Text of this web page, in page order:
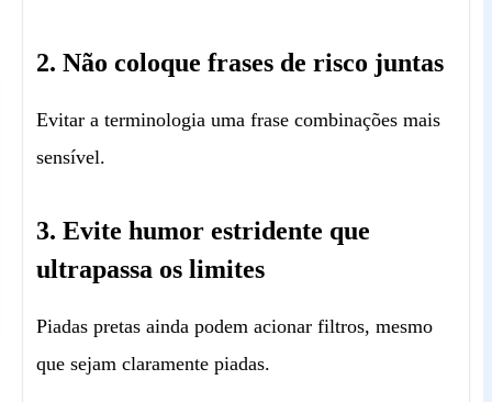
2. Não coloque frases de risco juntas
Evitar a terminologia uma frase combinações mais
sensível.
3. Evite humor estridente que
ultrapassa os limites
Piadas pretas ainda podem acionar filtros, mesmo
que sejam claramente piadas.